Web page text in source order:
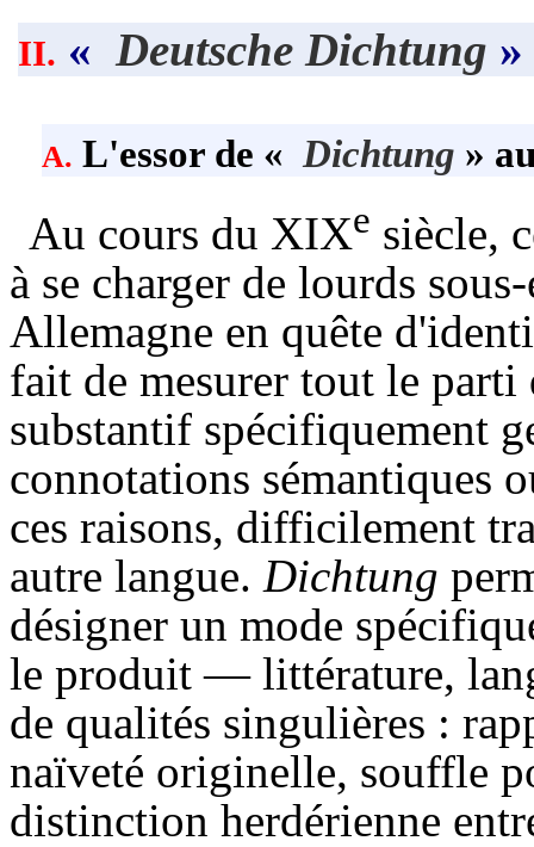
II. « Deutsche Dichtung
A. L'essor de « Dichtung »
Au cours du XIXe siècle,
à se charger de lourds
Allemagne en quête
fait de mesurer tout le
substantif spécifiquement
connotations sémantiques
ces raisons, difficilement
autre langue. Dichtung
désigner un mode
le produit — littérature,
de qualités singulières :
naïveté originelle, souffle
distinction herdérienne